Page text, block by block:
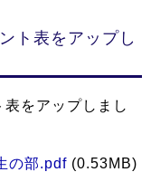
ト表をアップし
をアップしまし
の部.pdf (0.53MB)